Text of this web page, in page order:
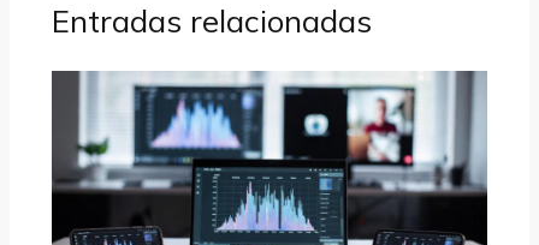
Entradas relacionadas